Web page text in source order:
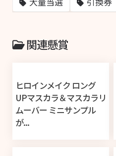
関連懸賞
ヒロインメイク ロング
UPマスカラ＆マスカラリ
ムーバー ミニサンプル
が...